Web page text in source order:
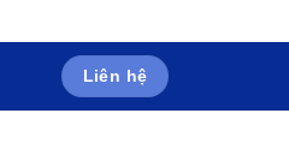
Liên hệ